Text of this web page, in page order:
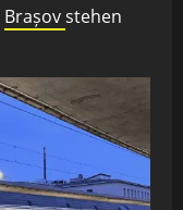
Brașovstehen